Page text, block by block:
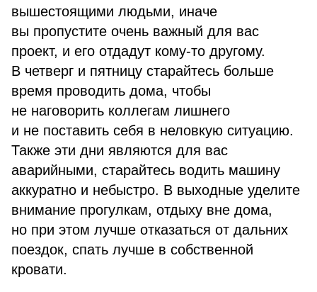
вышестоящими людьми, иначе
вы пропустите очень важный для вас
проект, и его отдадут кому-то другому.
В четверг и пятницу старайтесь больше
время проводить дома, чтобы
не наговорить коллегам лишнего
и не поставить себя в неловкую ситуацию.
Также эти дни являются для вас
аварийными, старайтесь водить машину
аккуратно и небыстро. В выходные уделите
внимание прогулкам, отдыху вне дома,
но при этом лучше отказаться от дальних
поездок, спать лучше в собственной
кровати.